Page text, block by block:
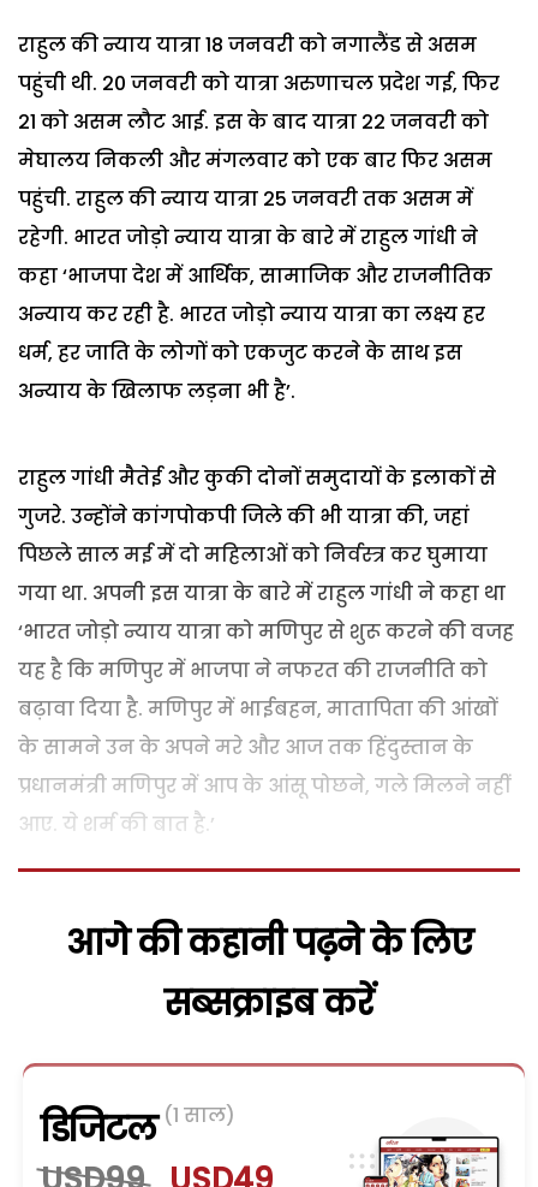
राहुल की न्याय यात्रा 18 जनवरी को नगालैंड से असम
पहुंची थी. 20 जनवरी को यात्रा अरुणाचल प्रदेश गई, फिर
21 को असम लौट आई. इस के बाद यात्रा 22 जनवरी को
मेघालय निकली और मंगलवार को एक बार फिर असम
पहुंची. राहुल की न्याय यात्रा 25 जनवरी तक असम में
रहेगी. भारत जोड़ो न्याय यात्रा के बारे में राहुल गांधी ने
कहा ‘भाजपा देश में आर्थिक, सामाजिक और राजनीतिक
अन्याय कर रही है. भारत जोड़ो न्याय यात्रा का लक्ष्य हर
धर्म, हर जाति के लोगों को एकजुट करने के साथ इस
अन्याय के खिलाफ लड़ना भी है’.
राहुल गांधी मैतेई और कुकी दोनों समुदायों के इलाकों से
गुजरे. उन्होंने कांगपोकपी जिले की भी यात्रा की, जहां
पिछले साल मई में दो महिलाओं को निर्वस्त्र कर घुमाया
गया था. अपनी इस यात्रा के बारे में राहुल गांधी ने कहा था
‘भारत जोड़ो न्याय यात्रा को मणिपुर से शुरू करने की वजह
यह है कि मणिपुर में भाजपा ने नफरत की राजनीति को
बढ़ावा दिया है. मणिपुर में भाईबहन, मातापिता की आंखों
के सामने उन के अपने मरे और आज तक हिंदुस्तान के
प्रधानमंत्री मणिपुर में आप के आंसू पोछने, गले मिलने नहीं
आए. ये शर्म की बात है.’
आगे की कहानी पढ़ने के लिए
सब्सक्राइब करें
डिजिटल (1 साल)